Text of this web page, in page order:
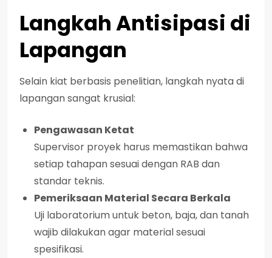
Langkah Antisipasi di
Lapangan
Selain kiat berbasis penelitian, langkah nyata di
lapangan sangat krusial:
Pengawasan Ketat
Supervisor proyek harus memastikan bahwa
setiap tahapan sesuai dengan RAB dan
standar teknis.
Pemeriksaan Material Secara Berkala
Uji laboratorium untuk beton, baja, dan tanah
wajib dilakukan agar material sesuai
spesifikasi.